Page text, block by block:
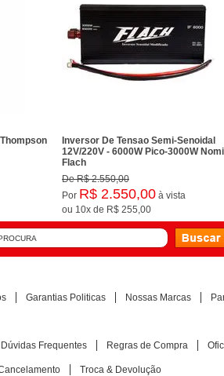
Inversor De Tensao Semi-Senoidal
12V/220V - 6000W Pico-3000W
Flach
DeR$ 2.550,00
Por R$ 2.550,00 à vista
ou 10x de R$ 255,00
Garantias Politicas Nossas Marcas
Dúvidas Frequentes Regras de Compra
Troca & Devolução